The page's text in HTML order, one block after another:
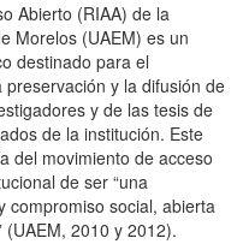
Abierto (RIAA) de la
Morelos (UAEM) es un
destinado para el
y la difusión de
y de las tesis de
de la institución. Este
del movimiento de acceso
de ser “una
compromiso social, abierta
2010 y 2012).